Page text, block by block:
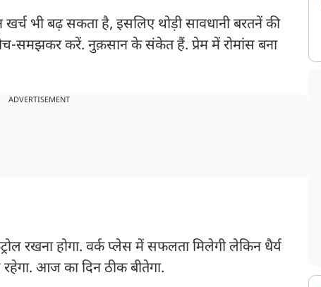
भी बढ़ सकता है, इसलिए थोड़ी सावधानी बरतनें की
समझकर करें. नुक़सान के संकेत हैं. प्रेम में रोमांस बना
ADVERTISEMENT
रखना होगा. वर्क प्लेस में सफलता मिलेगी लेकिन धैर्य
आज का दिन ठीक बीतेगा.